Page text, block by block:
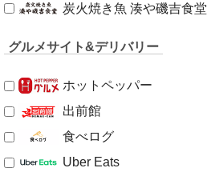
炭火焼き魚 湊や磯吉食堂
グルメサイト&デリバリー
ホットペッパー
出前館
食べログ
Uber Eats